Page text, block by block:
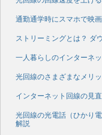
通勤通学時にスマホで映
ストリーミングとは？ ダ
一人暮らしのインターネ
光回線のさまざまなメリ
インターネット回線の見
光回線の光電話（ひかり
解説